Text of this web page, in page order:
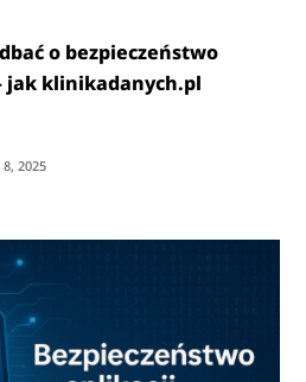
o bezpieczeństwo
klinikadanych.pl
2025